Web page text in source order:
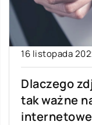
16 listopada
Dlaczego
tak ważne